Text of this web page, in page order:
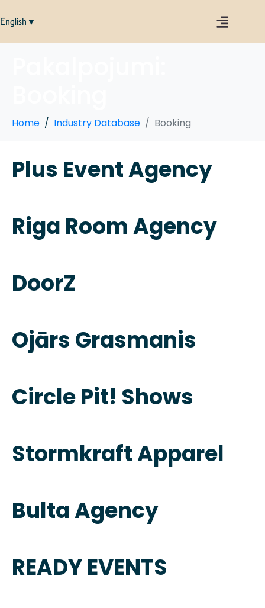
English▼
Home Industry Database Booking
Plus Event Agency
Riga Room Agency
DoorZ
Ojārs Grasmanis
Circle Pit! Shows
Stormkraft Apparel
Bulta Agency
READY EVENTS